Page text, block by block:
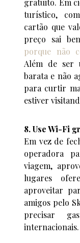
gratuito. Em
turístico,
cartão que
preço sai
porque não
Além de ser
barata e não
para curtir
estiver
8. Use Wi-Fi
Em vez de
operadora
viagem,
lugares
aproveitar
amigos pelo
precisar
internacionais.